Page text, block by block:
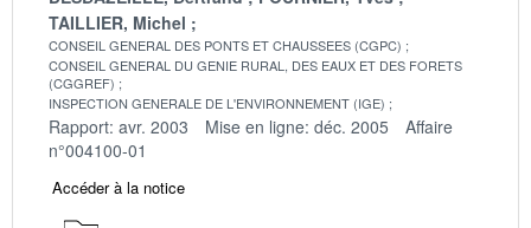
TAILLIER, Michel
CONSEIL GENERAL DES PONTS ET CHAUSSEES (CGPC)
CONSEIL GENERAL DU GENIE RURAL, DES EAUX ET DES FORETS
(CGGREF)
INSPECTION GENERALE DE L'ENVIRONNEMENT (IGE)
Rapport: avr. 2003 Mise en ligne: déc. 2005
Affaire
n°004100-01
Accéder à la notice